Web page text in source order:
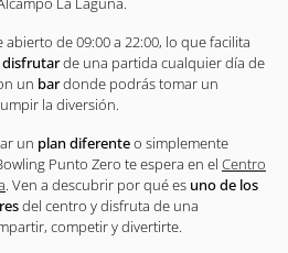
de 09:00 a 22:00, lo que facilita
de una partida cualquier día de
un bardonde podrás tomar un
la diversión.
un plan diferenteo simplemente
Punto Zero te espera en el Centro
. Ven a descubrir por qué es uno de los
del centro y disfruta de una
competir y divertirte.